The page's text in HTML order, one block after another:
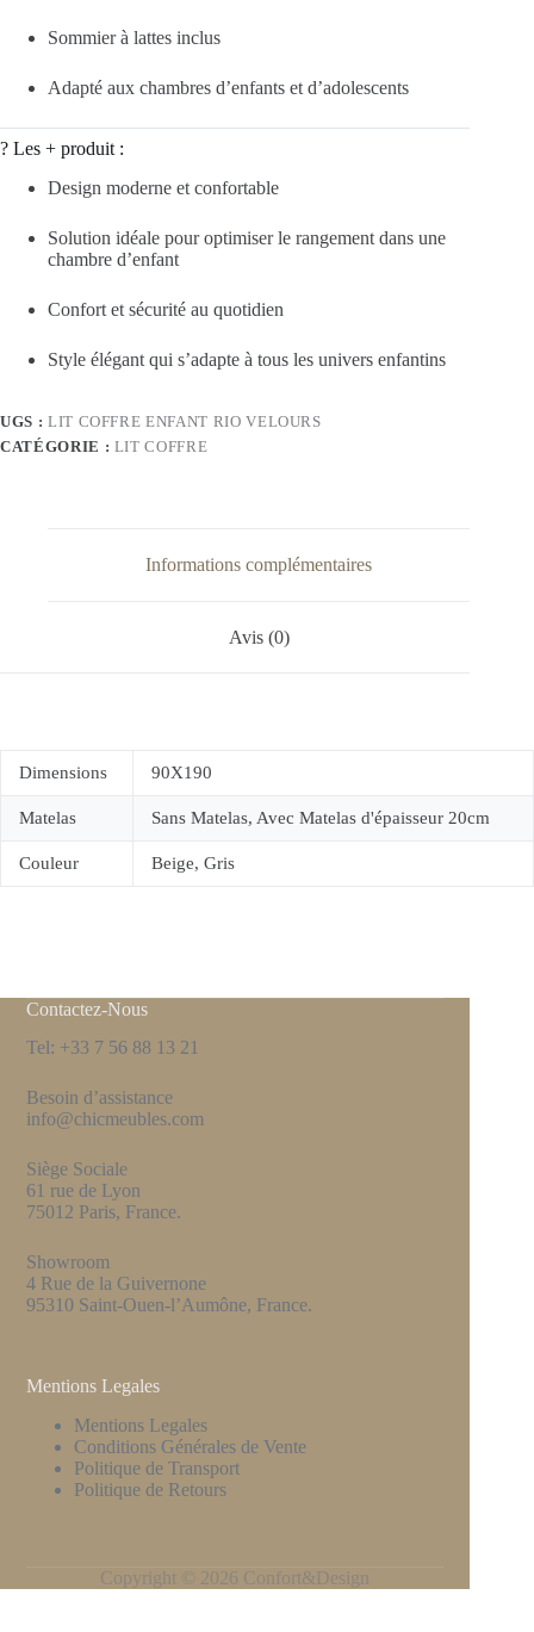
Sommier à lattes inclus
Adapté aux chambres d’enfants et d’adolescents
? Les + produit :
Design moderne et confortable
Solution idéale pour optimiser le rangement dans une
chambre d’enfant
Confort et sécurité au quotidien
Style élégant qui s’adapte à tous les univers enfantins
UGS : LIT COFFRE ENFANT RIO VELOURS
CATÉGORIE : LIT COFFRE
Informations complémentaires
Avis (0)
Dimensions 90X190
Matelas Sans Matelas, Avec Matelas d'épaisseur 20cm
Couleur Beige, Gris
Contactez-Nous
Tel: +33 7 56 88 13 21
Besoin d’assistance
info@chicmeubles.com
Siège Sociale
61 rue de Lyon
75012 Paris, France.
Showroom
4 Rue de la Guivernone
95310 Saint-Ouen-l’Aumône, France.
Mentions Legales
Mentions Legales
Conditions Générales de Vente
Politique de Transport
Politique de Retours
Copyright © 2026 Confort&Design